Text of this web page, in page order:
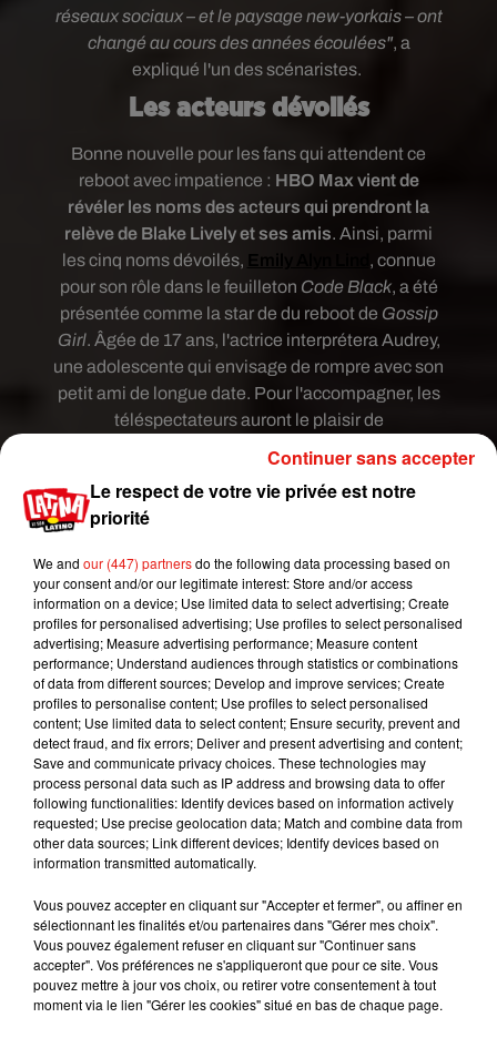
réseaux sociaux – et le paysage new-yorkais – ont
changé au cours des années écoulées", a
expliqué l'un des scénaristes.
Les acteurs dévoilés
Bonne nouvelle pour les fans qui attendent ce
reboot avec impatience : HBO Max vient de
révéler les noms des acteurs qui prendront la
relève de Blake Lively et ses amis. Ainsi, parmi
les cinq noms dévoilés, Emily Alyn Lind , connue
pour son rôle dans le feuilleton Code Black, a été
présentée comme la star de du reboot de Gossip
Girl. Âgée de 17 ans, l'actrice interprétera Audrey,
une adolescente qui envisage de rompre avec son
petit ami de longue date. Pour l'accompagner, les
téléspectateurs auront le plaisir de
Netflix,Eli Brownqui joue dans le spin-off
dePretty Little Liars
WeaponetJason Gotay, comédien à Broadway,
d'après le site américainDeadline.
.@EmilyAlynLindis joining HBO Max's 'Gossip
Girl' reboot in a lead role.@hbomax
pic.twitter.com/AVVF7OXfSe
— Deadline Hollywood (@DEADLINE)March 2,
2020
Le respect de votre vie privée est notre
priorité
We and our (447) partnersdo the following data processing based on
your consent and/or our legitimate interest: Store and/or access
information on a device; Use limited data to select advertising; Create
profiles for personalised advertising; Use profiles to select personalised
advertising; Measure advertising performance; Measure content
performance; Understand audiences through statistics or combinations
of data from different sources; Develop and improve services; Create
profiles to personalise content; Use profiles to select personalised
content; Use limited data to select content; Ensure security, prevent and
detect fraud, and fix errors; Deliver and present advertising and content;
Save and communicate privacy choices. These technologies may
process personal data such as IP address and browsing data to offer
following functionalities: Identify devices based on information actively
requested; Use precise geolocation data; Match and combine data from
other data sources; Link different devices; Identify devices based on
information transmitted automatically.
Vous pouvez accepter en cliquant sur "Accepter et fermer", ou affiner en
sélectionnant les finalités et/ou partenaires dans "Gérer mes choix".
Vous pouvez également refuser en cliquant sur "Continuer sans
accepter". Vos préférences ne s'appliqueront que pour ce site. Vous
pouvez mettre à jour vos choix, ou retirer votre consentement à tout
moment via le lien "Gérer les cookies" situé en bas de chaque page.
Continuer sans accepter